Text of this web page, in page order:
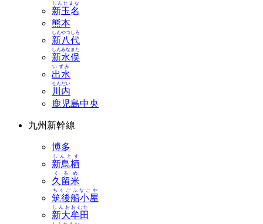
新玉名
しんたまな
熊本
新八代
しんやつしろ
新水俣
しんみなまた
出水
いずみ
川内
せんだい
鹿児島中央
九州新幹線
博多
新鳥栖
しんとす
久留米
くるめ
筑後船小屋
ちくごふなごや
新大牟田
しんおおむた